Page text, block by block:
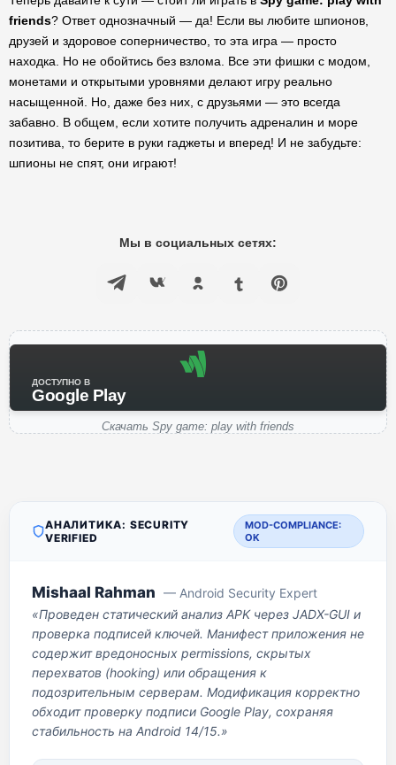
friends? Ответ однозначный — да! Если вы любите шпионов,
друзей и здоровое соперничество, то эта игра — просто
находка. Но не обойтись без взлома. Все эти фишки с модом,
монетами и открытыми уровнями делают игру реально
насыщенной. Но, даже без них, с друзьями — это всегда
забавно. В общем, если хотите получить адреналин и море
позитива, то берите в руки гаджеты и вперед! И не забудьте:
шпионы не спят, они играют!
Мы в социальных сетях:
ДОСТУПНО В
Google Play
Скачать Spy game: play with friends
АНАЛИТИКА: SECURITY
VERIFIED
MOD-COMPLIANCE:
OK
Mishaal Rahman — Android Security Expert
«Проведен статический анализ APK через JADX-GUI и
проверка подписей ключей. Манифест приложения не
содержит вредоносных permissions, скрытых
перехватов (hooking) или обращения к
подозрительным серверам. Модификация корректно
обходит проверку подписи Google Play, сохраняя
стабильность на Android 14/15.»